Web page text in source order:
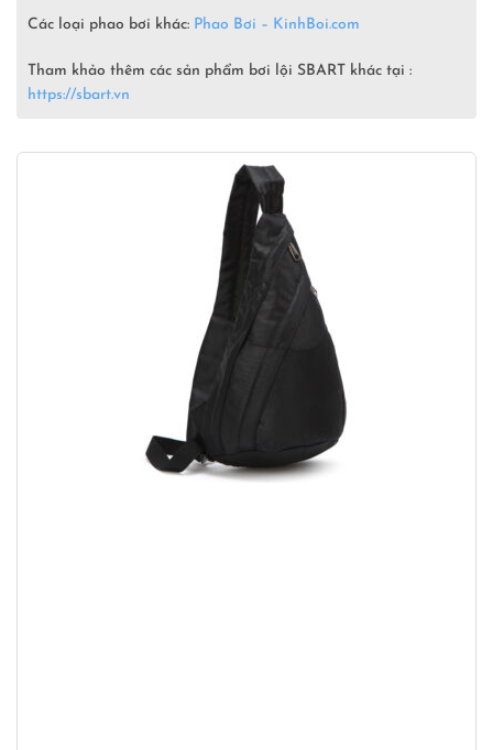
Các loại phao bơi khác: Phao Bơi – KinhBoi.com
Tham khảo thêm các sản phẩm bơi lội SBART khác tại :
https://sbart.vn